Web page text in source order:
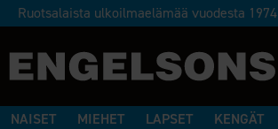
Ruotsalaista ulkoilmaelämää vuodesta 1974
NAISET MIEHET LAPSET KENGÄT